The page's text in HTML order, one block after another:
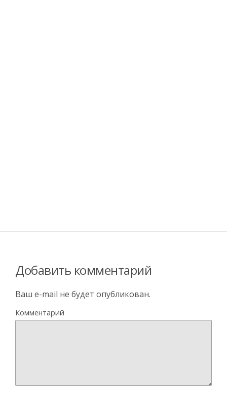
Добавить комментарий
Ваш e-mail не будет опубликован.
Комментарий